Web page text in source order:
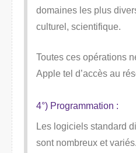
domaines les plus
culturel, scientifique.
Toutes ces opérations
Apple tel d’accès au
4°) Programmation :
Les logiciels standard
sont nombreux et